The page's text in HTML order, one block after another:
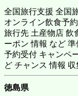
全国旅行支援 全国
オンライン飲食予約
旅行先 土産物店 飲
ーポン 情報 など 準
予約受付 キャンペ
ど チャンス 情報 収
徳島県